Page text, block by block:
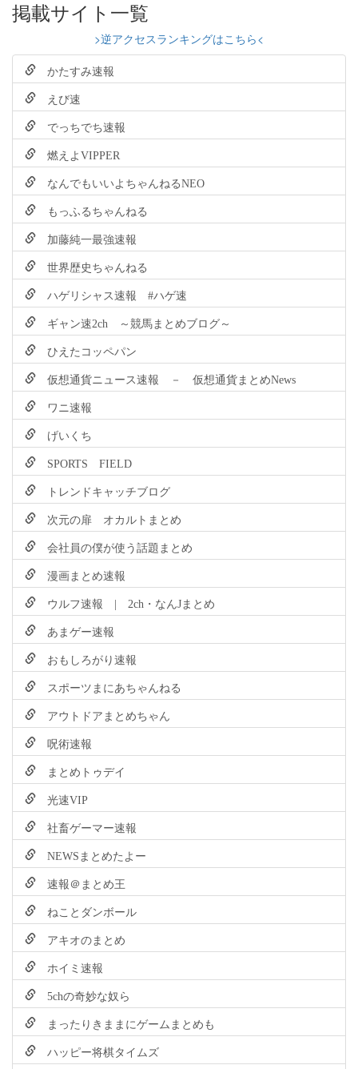
掲載サイト一覧
>逆アクセスランキングはこちら<
かたすみ速報
えび速
でっちでち速報
燃えよVIPPER
なんでもいいよちゃんねるNEO
もっふるちゃんねる
加藤純一最強速報
世界歴史ちゃんねる
ハゲリシャス速報 #ハゲ速
ギャン速2ch ～競馬まとめブログ～
ひえたコッペパン
仮想通貨ニュース速報 － 仮想通貨まとめNews
ワニ速報
げいくち
SPORTS FIELD
トレンドキャッチブログ
次元の扉 オカルトまとめ
会社員の僕が使う話題まとめ
漫画まとめ速報
ウルフ速報 | 2ch・なんJまとめ
あまゲー速報
おもしろがり速報
スポーツまにあちゃんねる
アウトドアまとめちゃん
呪術速報
まとめトゥデイ
光速VIP
社畜ゲーマー速報
NEWSまとめたよー
速報＠まとめ王
ねことダンボール
アキオのまとめ
ホイミ速報
5chの奇妙な奴ら
まったりきままにゲームまとめも
ハッピー将棋タイムズ